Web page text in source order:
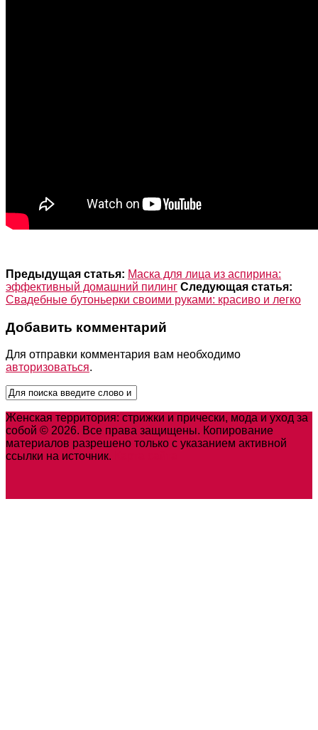
Предыдущая статья: Маска для лица из аспирина:
эффективный домашний пилинг Следующая статья:
Свадебные бутоньерки своими руками: красиво и легко
Добавить комментарий
Для отправки комментария вам необходимо
авторизоваться.
Женская территория: стрижки и прически, мода и уход за
собой © 2026. Все права защищены. Копирование
материалов разрешено только с указанием активной
ссылки на источник.